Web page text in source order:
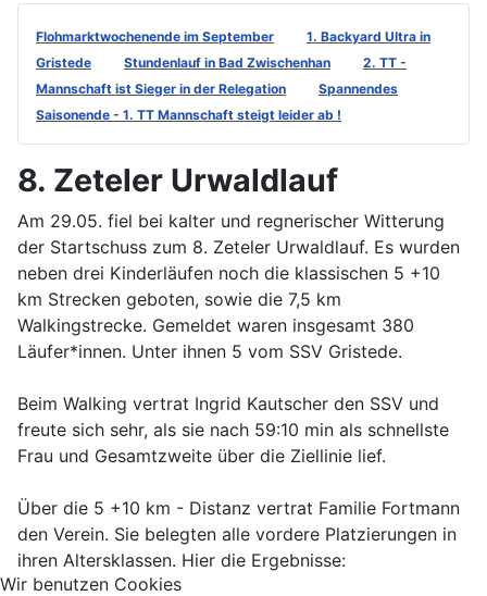
Flohmarktwochenende im September
1. Backyard Ultra in
Gristede
Stundenlauf in Bad Zwischenhan
2. TT -
Mannschaft ist Sieger in der Relegation
Spannendes
Saisonende - 1. TT Mannschaft steigt leider ab !
8. Zeteler Urwaldlauf
Am 29.05. fiel bei kalter und regnerischer Witterung
der Startschuss zum 8. Zeteler Urwaldlauf. Es wurden
neben drei Kinderläufen noch die klassischen 5 +10
km Strecken geboten, sowie die 7,5 km
Walkingstrecke. Gemeldet waren insgesamt 380
Läufer*innen. Unter ihnen 5 vom SSV Gristede.
Beim Walking vertrat Ingrid Kautscher den SSV und
freute sich sehr, als sie nach 59:10 min als schnellste
Frau und Gesamtzweite über die Ziellinie lief.
Über die 5 +10 km - Distanz vertrat Familie Fortmann
den Verein. Sie belegten alle vordere Platzierungen in
ihren Altersklassen. Hier die Ergebnisse:
Wir benutzen Cookies